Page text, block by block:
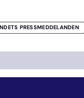
PRESSMEDDELANDEN